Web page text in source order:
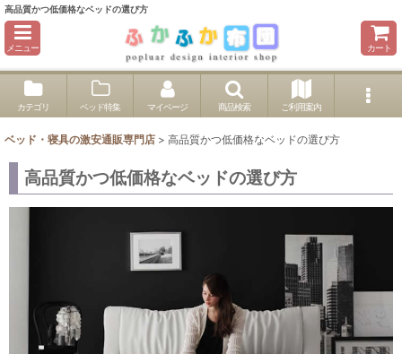
高品質かつ低価格なベッドの選び方
メニュー カート
カテゴリ ベッド特集 マイページ 商品検索 ご利用案内
ベッド・寝具の激安通販専門店 > 高品質かつ低価格なベッドの選び方
高品質かつ低価格なベッドの選び方